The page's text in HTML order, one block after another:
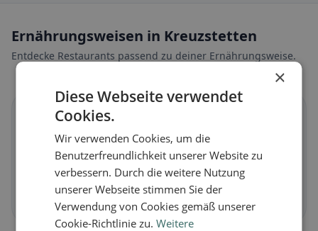
Ernährungsweisen in Kreuzstetten
Entdecke Restaurants passend zu deiner Ernährungsweise.
Veganin Kreuzstetten
Pflanzliche Gerichte & vegane Küche
Jetzt entdecken →
×
Diese Webseite verwendet
Cookies.
Wir verwenden Cookies, um die
Benutzerfreundlichkeit unserer Website zu
verbessern. Durch die weitere Nutzung
unserer Webseite stimmen Sie der
Verwendung von Cookies gemäß unserer
Cookie-Richtlinie zu.Weitere